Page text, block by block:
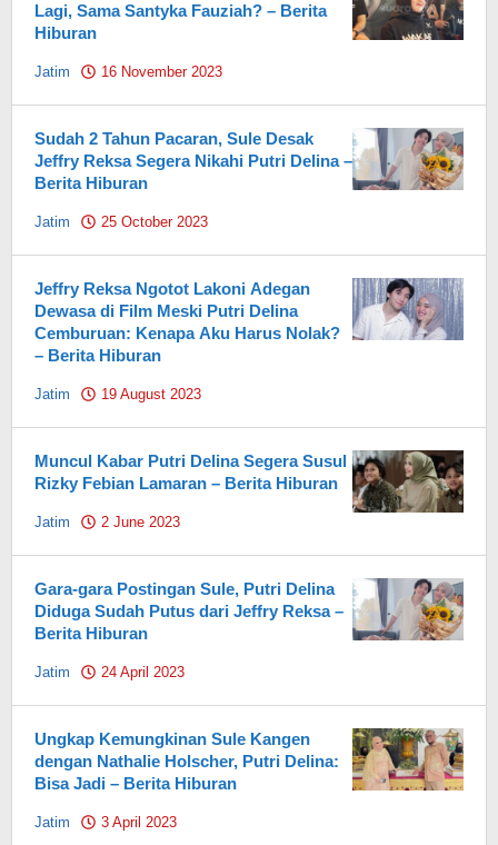
Lagi, Sama Santyka Fauziah? – Berita
Hiburan
Jatim 16 November 2023
Sudah 2 Tahun Pacaran, Sule Desak
Jeffry Reksa Segera Nikahi Putri Delina –
Berita Hiburan
Jatim 25 October 2023
Jeffry Reksa Ngotot Lakoni Adegan
Dewasa di Film Meski Putri Delina
Cemburuan: Kenapa Aku Harus Nolak?
– Berita Hiburan
Jatim 19 August 2023
Muncul Kabar Putri Delina Segera Susul
Rizky Febian Lamaran – Berita Hiburan
Jatim 2 June 2023
Gara-gara Postingan Sule, Putri Delina
Diduga Sudah Putus dari Jeffry Reksa –
Berita Hiburan
Jatim 24 April 2023
Ungkap Kemungkinan Sule Kangen
dengan Nathalie Holscher, Putri Delina:
Bisa Jadi – Berita Hiburan
Jatim 3 April 2023